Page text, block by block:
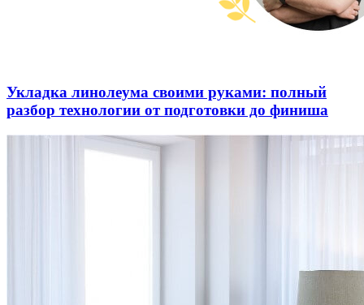
Укладка линолеума своими руками: полный
разбор технологии от подготовки до финиша